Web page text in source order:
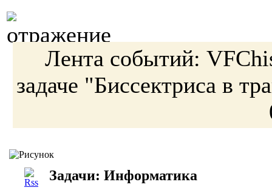
Лента событий:
задаче "Биссектриса в
Задачи: Информатика